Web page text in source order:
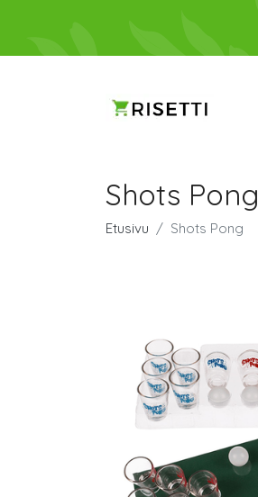
Shots Pong
Etusivu Shots Pong